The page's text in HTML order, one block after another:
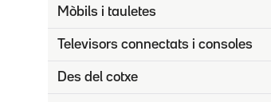
Mòbils i tauletes
Televisors connectats i consoles
Des del cotxe